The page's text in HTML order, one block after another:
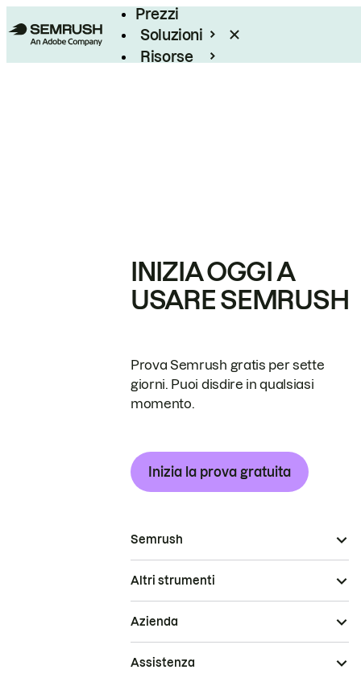
Prezzi
Soluzioni
Risorse
INIZIA OGGI A
USARE SEMRUSH
Prova Semrush gratis per sette
giorni. Puoi disdire in qualsiasi
momento.
Inizia la prova gratuita
Semrush
Altri strumenti
Azienda
Assistenza